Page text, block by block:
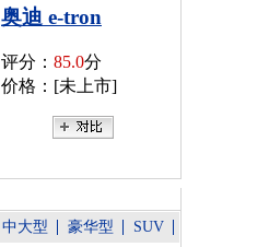
奥迪 e-tron
评分： 85.0分
价格：[未上市]
中大型 豪华型 SUV